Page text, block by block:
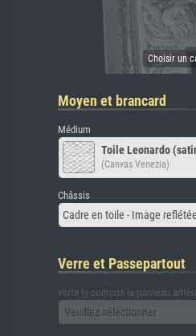
Moyen et brancard
Médium
Toile Leonardo
(Canvas Venezia)
Châssis
Cadre en toile - Image
Verre et Passepartout
verre (y compris le panneau
Veuillez sélectionner